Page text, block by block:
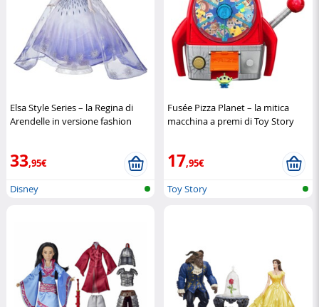
Elsa Style Series – la Regina di
Arendelle in versione fashion
33,95€
Disney
Fusée Pizza Planet – la mitica
macchina a premi di Toy Story
17,95€
Toy Story